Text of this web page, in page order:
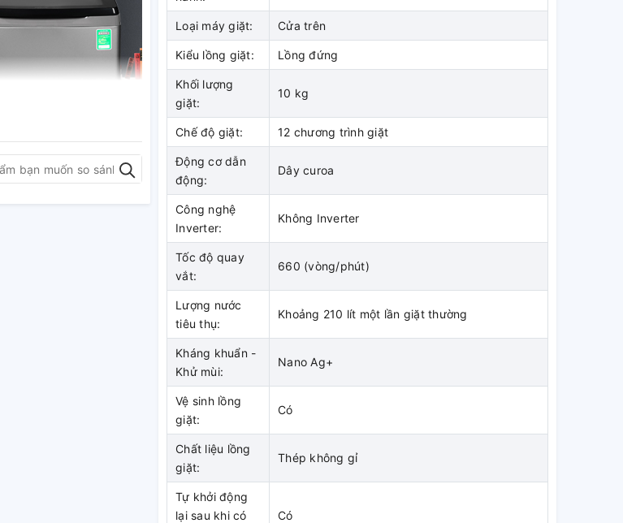
Loại máy giặt: Cửa trên
Kiểu lồng giặt: Lồng đứng
Khối lượng
giặt:
10 kg
Chế độ giặt: 12 chương trình giặt
Động cơ dẫn
động:
Dây curoa
Công nghệ
Inverter:
Không Inverter
Tốc độ quay
vắt:
660 (vòng/phút)
Lượng nước
tiêu thụ:
Khoảng 210 lít một lần giặt thường
Kháng khuẩn -
Khử mùi:
Nano Ag+
Vệ sinh lồng
giặt:
Có
Chất liệu lồng
giặt:
Thép không gỉ
Tự khởi động
lại sau khi có
Có